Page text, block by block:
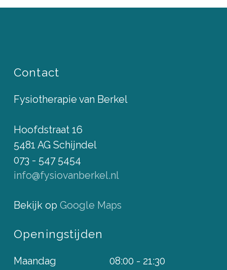
Contact
Fysiotherapie van Berkel
Hoofdstraat 16
5481 AG Schijndel
073 - 547 5454
info@fysiovanberkel.nl
Bekijk op Google Maps
Openingstijden
Maandag
08:00 - 21:30